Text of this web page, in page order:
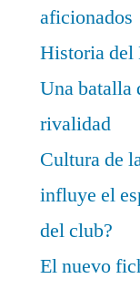
aficionados
Historia del
Una batalla
rivalidad
Cultura de
influye el
del club?
El nuevo